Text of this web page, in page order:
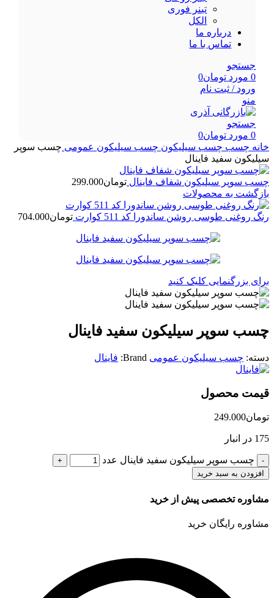
تینر فوری
الکل
درباره ما
تماس با ما
جستجو
0 مورد تومان0
ورود / ثبت نام
منو
جستجو
0 مورد تومان0
خانه چسب چسب سیلیکون چسب سیلیکون عمومی چسب سوپر
سیلیکون سفید فاینال
چسب سوپر سیلیکون شفاف فاینال تومان299.000
بازگشت به محصولات
رنگ روغنی طوسی روشن ساندورا کد 511 کوارت تومان704.000
برای بزرگنمایی کلیک کنید
چسب سوپر سیلیکون سفید فاینال
دسته: چسب سیلیکون عمومی Brand: فاینال
قیمت محصول
تومان249.000
175 در انبار
چسب سوپر سیلیکون سفید فاینال عدد
افزودن به سبد خرید
مشاوره تخصصی پیش از خرید
مشاوره رایگان خرید